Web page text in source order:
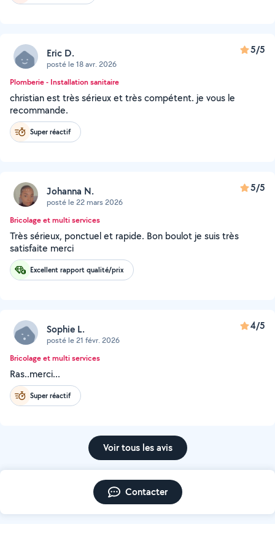
Eric D.
posté le 18 avr. 2026
5/5
Plomberie - Installation sanitaire
christian est très sérieux et très compétent. je vous le
recommande.
Super réactif
Johanna N.
posté le 22 mars 2026
5/5
Bricolage et multi services
Très sérieux, ponctuel et rapide. Bon boulot je suis très
satisfaite merci
Excellent rapport qualité/prix
Sophie L.
posté le 21 févr. 2026
4/5
Bricolage et multi services
Ras..merci...
Super réactif
Voir tous les avis
Contacter